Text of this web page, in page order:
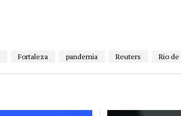
Fortaleza pandemia Reuters Rio de